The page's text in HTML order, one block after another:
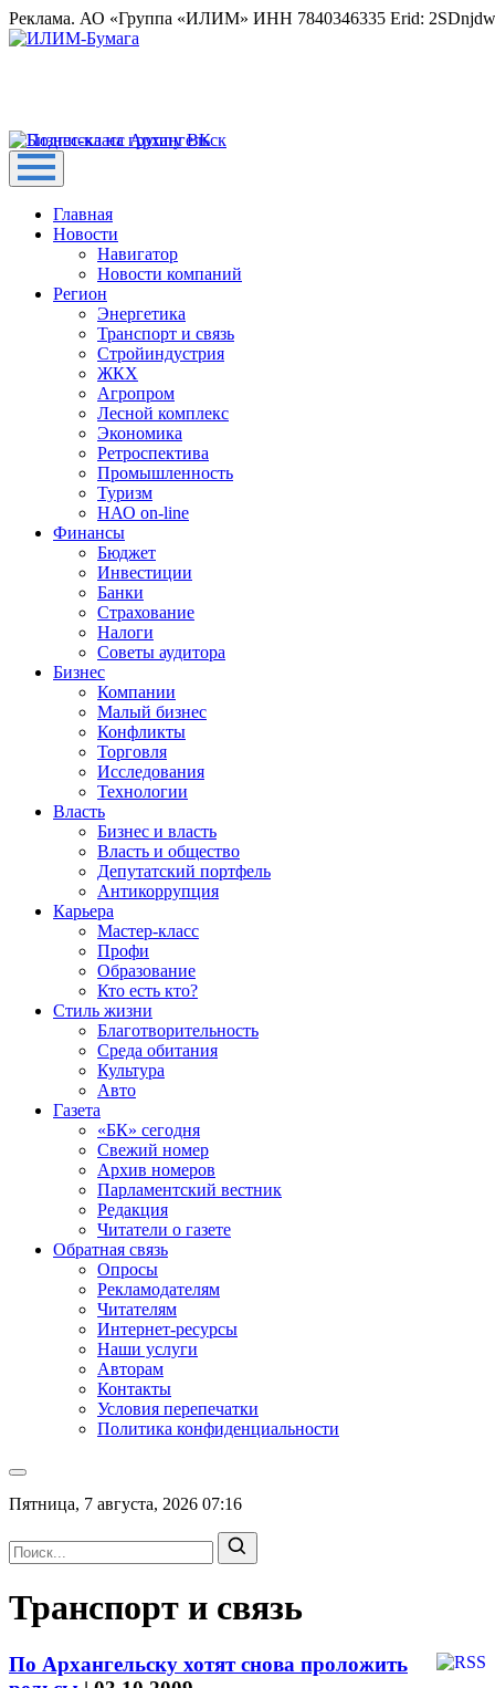
Реклама. АО «Группа «ИЛИМ» ИНН 7840346335 Erid:
Главная
Новости
Навигатор
Новости компаний
Регион
Энергетика
Транспорт и связь
Стройиндустрия
ЖКХ
Агропром
Лесной комплекс
Экономика
Ретроспектива
Промышленность
Туризм
НАО on-line
Финансы
Бюджет
Инвестиции
Банки
Страхование
Налоги
Советы аудитора
Бизнес
Компании
Малый бизнес
Конфликты
Торговля
Исследования
Технологии
Власть
Бизнес и власть
Власть и общество
Депутатский портфель
Антикоррупция
Карьера
Мастер-класс
Профи
Образование
Кто есть кто?
Стиль жизни
Благотворительность
Среда обитания
Культура
Авто
Газета
«БК» сегодня
Свежий номер
Архив номеров
Парламентский вестник
Редакция
Читатели о газете
Обратная связь
Опросы
Рекламодателям
Читателям
Интернет-ресурсы
Наши услуги
Авторам
Контакты
Условия перепечатки
Политика конфиденциальности
Пятница, 7 августа, 2026 07:16
Транспорт и связь
По Архангельску хотят снова проложить